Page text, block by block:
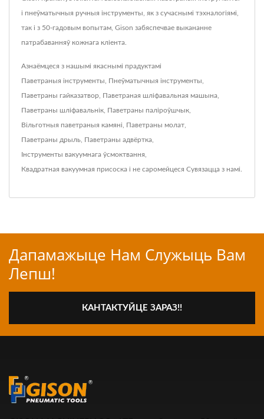
і пнеўматычныя ручныя інструменты, як з сучаснымі тэхналогіямі,
так і з 50-гадовым вопытам, Gison забяспечвае выкананне
патрабаванняў кожнага кліента.
Азнаёмцеся з нашымі якаснымі прадуктамі
Паветраныя інструменты Пнеўматычныя інструменты
Паветраны гайказатвор Паветраная шліфавальная машына
Паветраны шліфавальнік Паветраны паліроўшчык
Вільготныя паветраныя камяні Паветраны молат
Паветраны дрыль Паветраны адвёртка
Інструменты вакуумнага ўсмоктвання
Квадратная вакуумная присоска і не саромейцеся Сувязацца з намі
Дапамажыце Нам Служыць Вам
Лепш!
КАНТАКТУЙЦЕ ЗАРАЗ!!